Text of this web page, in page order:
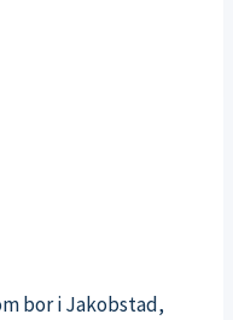
bor i Jakobstad,